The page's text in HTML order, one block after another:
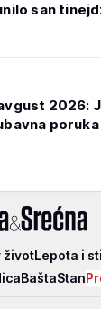
san
2026:
životLepota i
BaštaStan